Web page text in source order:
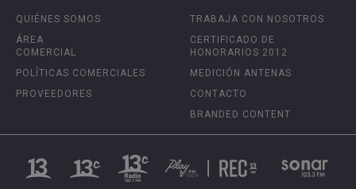
QUIÉNES SOMOS
ÁREA
COMERCIAL
POLÍTICAS COMERCIALES
PROVEEDORES
TRABAJA CON NOSOTROS
CERTIFICADO DE
HONORARIOS 2012
MEDICIÓN ANTENAS
CONTACTO
BRANDED CONTENT